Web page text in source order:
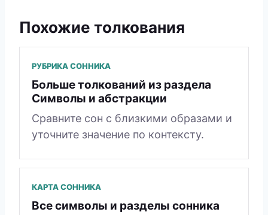
Похожие толкования
РУБРИКА СОННИКА
Больше толкований из раздела
Символы и абстракции
Сравните сон с близкими образами и
уточните значение по контексту.
КАРТА СОННИКА
Все символы и разделы сонника